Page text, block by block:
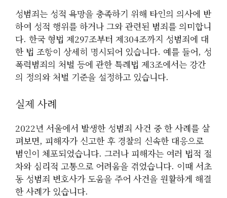
성범죄는 성적 욕망을 충족하기 위해 타인의 의사에 반
하여 성적 행위를 하거나 그와 관련된 범죄를 의미합니
다. 한국 형법 제297조부터 제304조까지 성범죄에 대
한 법 조항이 상세히 명시되어 있습니다. 예를 들어, 성
폭력범죄의 처벌 등에 관한 특례법 제3조에서는 강간
의 정의와 처벌 기준을 설정하고 있습니다.
실제 사례
2022년 서울에서 발생한 성범죄 사건 중 한 사례를 살
펴보면, 피해자가 신고한 후 경찰의 신속한 대응으로
범인이 체포되었습니다. 그러나 피해자는 여러 법적 절
차와 심리적 고통으로 어려움을 겪었습니다. 이때 서초
동 성범죄 변호사가 도움을 주어 사건을 원활하게 해결
한 사례가 있습니다.